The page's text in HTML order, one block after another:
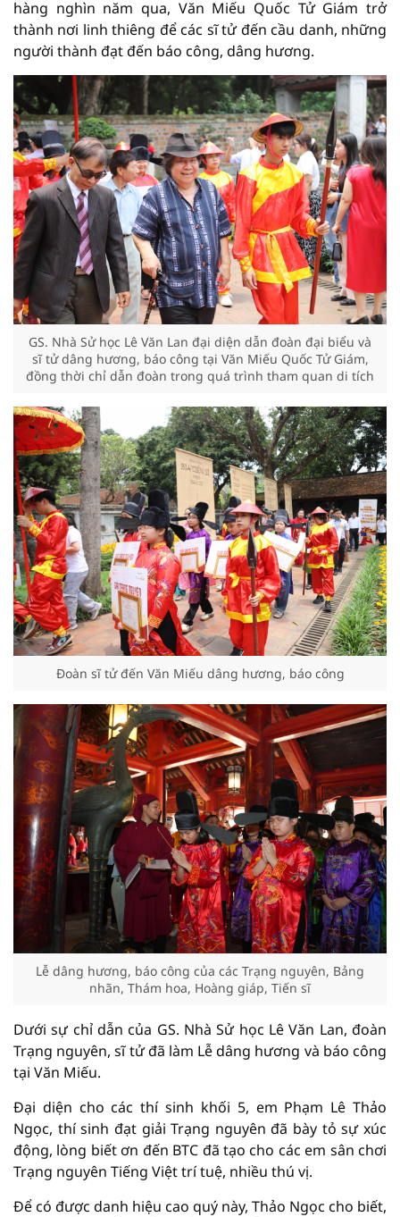
hàng nghìn năm qua, Văn Miếu Quốc Tử Giám trở
thành nơi linh thiêng để các sĩ tử đến cầu danh, những
người thành đạt đến báo công, dâng hương.
GS. Nhà Sử học Lê Văn Lan đại diện dẫn đoàn đại biểu và
sĩ tử dâng hương, báo công tại Văn Miếu Quốc Tử Giám,
đồng thời chỉ dẫn đoàn trong quá trình tham quan di tích
Đoàn sĩ tử đến Văn Miếu dâng hương, báo công
Lễ dâng hương, báo công của các Trạng nguyên, Bảng
nhãn, Thám hoa, Hoàng giáp, Tiến sĩ
Dưới sự chỉ dẫn của GS. Nhà Sử học Lê Văn Lan, đoàn
Trạng nguyên, sĩ tử đã làm Lễ dâng hương và báo công
tại Văn Miếu.
Đại diện cho các thí sinh khối 5, em Phạm Lê Thảo
Ngọc, thí sinh đạt giải Trạng nguyên đã bày tỏ sự xúc
động, lòng biết ơn đến BTC đã tạo cho các em sân chơi
Trạng nguyên Tiếng Việt trí tuệ, nhiều thú vị.
Để có được danh hiệu cao quý này, Thảo Ngọc cho biết,